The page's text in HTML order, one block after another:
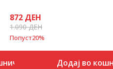
872 ДЕН
1.090ДЕН
Попуст20%
Додај во